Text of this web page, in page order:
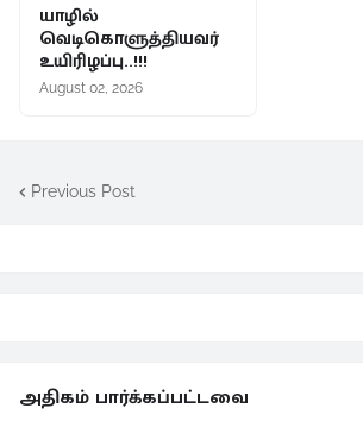
யாழில்
வெடிகொளுத்தியவர்
உயிரிழப்பு..!!!
August 02, 2026
Previous Post
அதிகம் பார்க்கப்பட்டவை